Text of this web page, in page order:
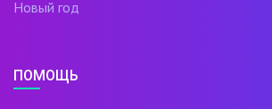
Новый год
ПОМОЩЬ